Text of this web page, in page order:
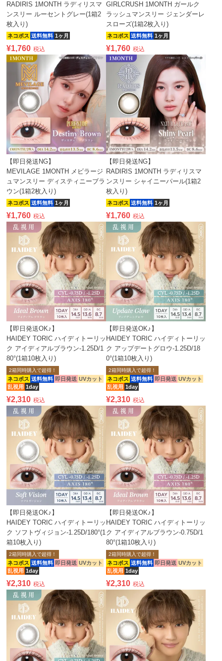
RADIRIS 1MONTH ラディリスマ
ンスリー ルーセントグレー(1箱2
枚入り)
ネコポス 送料無料 1ヶ月
¥1,760 税込
GIRLCRUSH 1MONTH ガールク
ラッシュマンスリー ジェンダーレ
スローズ(1箱2枚入り)
ネコポス 送料無料 1ヶ月
¥1,760 税込
【即日発送NG】
MEVILAGE 1MONTH メビラージ
ュマンスリー ディスティニーブラ
ウン(1箱2枚入り)
ネコポス 送料無料 1ヶ月
¥1,760 税込
【即日発送NG】
RADIRIS 1MONTH ラディリスマ
ンスリー シャイニーパール(1箱2
枚入り)
ネコポス 送料無料 1ヶ月
¥1,760 税込
【即日発送OK♪】
HAIDEY TORIC ハイディトーリッ
ク アイディアルブラウン-1.25D/1
80°(1箱10枚入り)
ネコポス 送料無料 即日発送 UVカット
乱視用 1day
2箱同時購入で超得！
¥2,310 税込
【即日発送OK♪】
HAIDEY TORIC ハイディトーリッ
ク アップデートグロウ-1.25D/18
0°(1箱10枚入り)
ネコポス 送料無料 即日発送 UVカット
乱視用 1day
2箱同時購入で超得！
¥2,310 税込
【即日発送OK♪】
HAIDEY TORIC ハイディトーリッ
ク ソフトヴィジョン-1.25D/180°(1
箱10枚入り)
ネコポス 送料無料 即日発送 UVカット
乱視用 1day
2箱同時購入で超得！
¥2,310 税込
【即日発送OK♪】
HAIDEY TORIC ハイディトーリッ
ク アイディアルブラウン-0.75D/1
80°(1箱10枚入り)
ネコポス 送料無料 即日発送 UVカット
乱視用 1day
2箱同時購入で超得！
¥2,310 税込